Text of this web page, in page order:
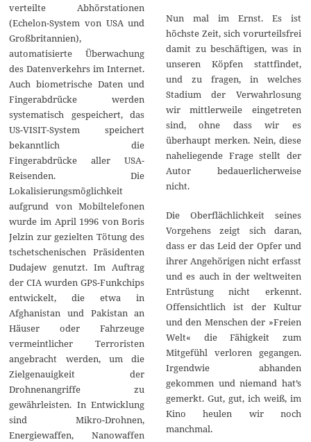
verteilte Abhörstationen
(Echelon-System von USA und
Großbritannien),
automatisierte Überwachung
des Datenverkehrs im Internet.
Auch biometrische Daten und
Fingerabdrücke werden
systematisch gespeichert, das
US-VISIT-System speichert
bekanntlich die
Fingerabdrücke aller USA-
Reisenden. Die
Lokalisierungsmöglichkeit
aufgrund von Mobiltelefonen
wurde im April 1996 von Boris
Jelzin zur gezielten Tötung des
tschetschenischen Präsidenten
Dudajew genutzt. Im Auftrag
der CIA wurden GPS-Funkchips
entwickelt, die etwa in
Afghanistan und Pakistan an
Häuser oder Fahrzeuge
vermeintlicher Terroristen
angebracht werden, um die
Zielgenauigkeit der
Drohnenangriffe zu
gewährleisten. In Entwicklung
sind Mikro-Drohnen,
Energiewaffen, Nanowaffen
Nun mal im Ernst. Es ist
höchste Zeit, sich vorurteilsfrei
damit zu beschäftigen, was in
unseren Köpfen stattfindet,
und zu fragen, in welches
Stadium der Verwahrlosung
wir mittlerweile eingetreten
sind, ohne dass wir es
überhaupt merken. Nein, diese
naheliegende Frage stellt der
Autor bedauerlicherweise
nicht.
Die Oberflächlichkeit seines
Vorgehens zeigt sich daran,
dass er das Leid der Opfer und
ihrer Angehörigen nicht erfasst
und es auch in der weltweiten
Entrüstung nicht erkennt.
Offensichtlich ist der Kultur
und den Menschen der »Freien
Welt« die Fähigkeit zum
Mitgefühl verloren gegangen.
Irgendwie abhanden
gekommen und niemand hat’s
gemerkt. Gut, gut, ich weiß, im
Kino heulen wir noch
manchmal.